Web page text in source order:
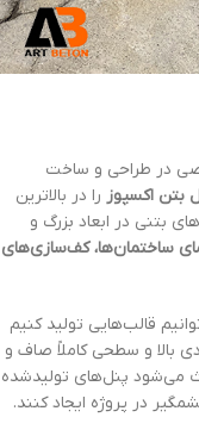
در طراحی و ساخت
بتن اکسپوز را در بالاترین
بتنی در ابعاد بزرگ و
ساختمان‌ها، کف‌سازی‌های
قالب‌هایی تولید کنیم
بالا و سطحی کاملاً صاف و
می‌شود پنل‌های تولیدشده
در پروژه ایجاد کنند.